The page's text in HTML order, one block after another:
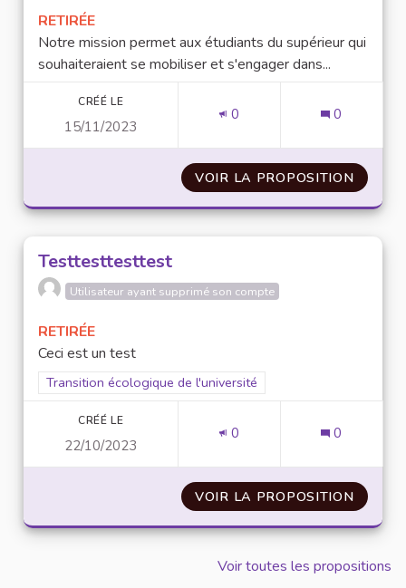
RETIRÉE
Notre mission permet aux étudiants du supérieur qui
souhaiteraient se mobiliser et s'engager dans...
CRÉÉ LE
15/11/2023
0 0
VOIR LA PROPOSITION
Testtesttesttest
Utilisateur ayant supprimé son compte
RETIRÉE
Ceci est un test
Filtrer les résultats pour le secteur : Transition écologique
Transition écologique de l'université
CRÉÉ LE
22/10/2023
0 0
VOIR LA PROPOSITION
Voir toutes les propositions